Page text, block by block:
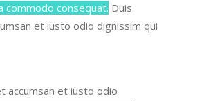
commodo consequat. Duis
et iusto odio dignissim qui
accumsan et iusto odio